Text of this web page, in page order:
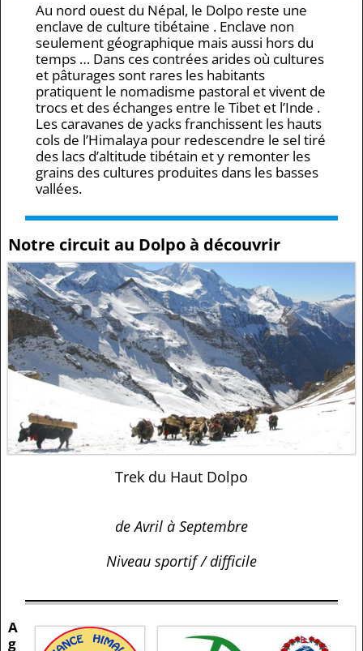
Au nord ouest du Népal, le Dolpo reste une
enclave de culture tibétaine . Enclave non
seulement géographique mais aussi hors du
temps … Dans ces contrées arides où cultures
et pâturages sont rares les habitants
pratiquent le nomadisme pastoral et vivent de
trocs et des échanges entre le Tibet et l’Inde .
Les caravanes de yacks franchissent les hauts
cols de l’Himalaya pour redescendre le sel tiré
des lacs d’altitude tibétain et y remonter les
grains des cultures produites dans les basses
vallées.
Notre circuit au Dolpo à découvrir
Trek du Haut Dolpo
de Avril à Septembre
Niveau sportif / difficile
A
g